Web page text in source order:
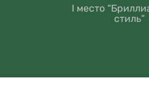
I место
стиль”